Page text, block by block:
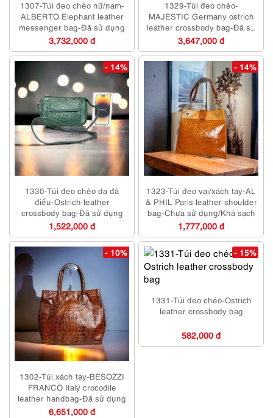
1307-Túi đeo chéo nữ/nam-
ALBERTO Elephant leather
messenger bag-Đã sử dụng
3,732,000 đ
1329-Túi đeo chéo-
MAJESTIC Germany ostrich
leather crossbody bag-Đã sử
dụng
3,647,000 đ
- 14%
1330-Túi đeo chéo da đà
điểu-Ostrich leather
crossbody bag-Đã sử dụng
1,522,000 đ
- 14%
1323-Túi đeo vai/xách tay-AL
& PHIL Paris leather shoulder
bag-Chưa sử dụng/Khá sạch
1,777,000 đ
- 10%
1302-Túi xách tay-BESOZZI
FRANCO Italy crocodile
leather handbag-Đã sử dụng
6,651,000 đ
- 15%
1331-Túi đeo chéo-Ostrich
leather crossbody bag
582,000 đ